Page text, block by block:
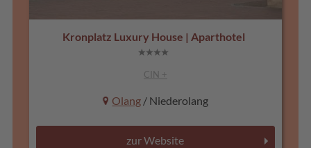
Kronplatz Luxury House | Aparthotel
CIN +
Olang / Niederolang
zur Website